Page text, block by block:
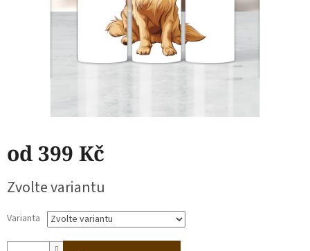
od 399 Kč
cena:
Zvolte variantu
Varianta